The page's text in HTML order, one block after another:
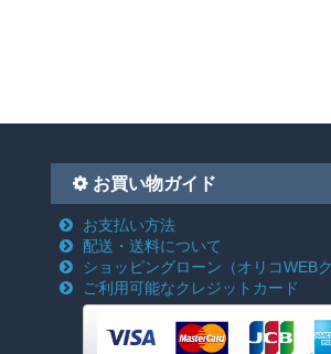
お買い物ガイド
お支払い方法
配送・送料について
ショッピングローン （オリコWEB
ご利用可能なクレジットカード